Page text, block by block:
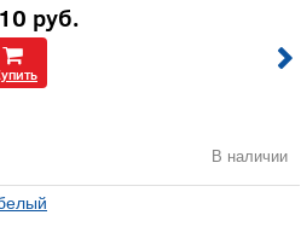
руб.
В наличии